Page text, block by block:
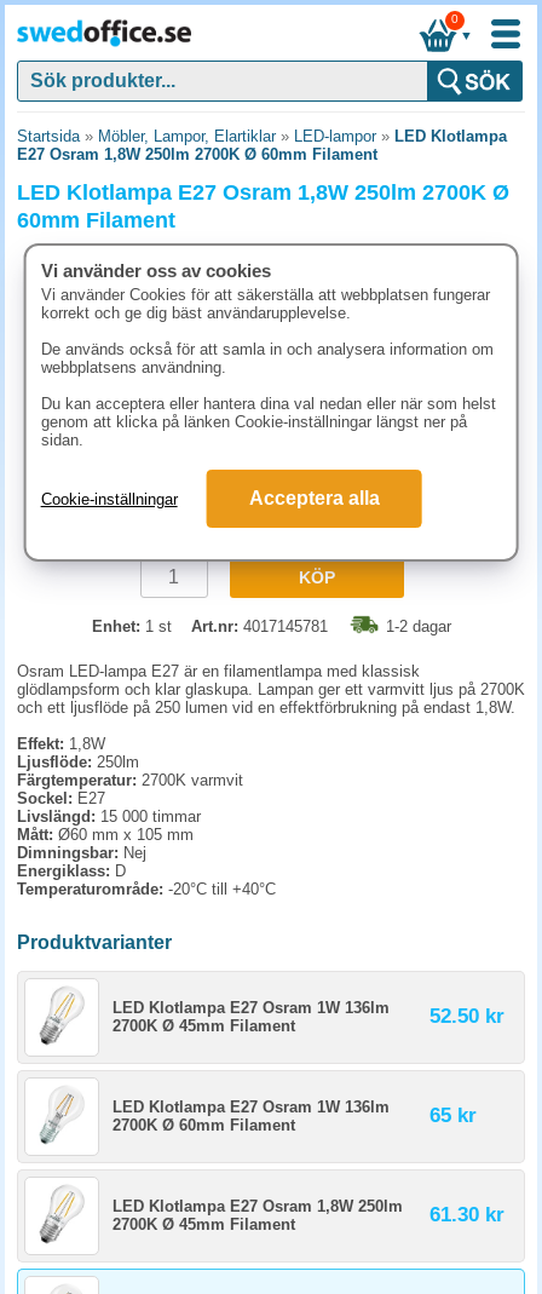
▼
0
Startsida» Möbler, Lampor, Elartiklar» LED-lampor» LED Klotlampa
E27 Osram 1,8W 250lm 2700K Ø 60mm Filament
LED Klotlampa E27 Osram 1,8W 250lm 2700K Ø
60mm Filament
65 kr (inkl. moms)
KÖP
Enhet: 1 st Art.nr: 4017145781 1-2 dagar
Osram LED-lampa E27 är en filamentlampa med klassisk
glödlampsform och klar glaskupa. Lampan ger ett varmvitt ljus på 2700K
och ett ljusflöde på 250 lumen vid en effektförbrukning på endast 1,8W.
Effekt: 1,8W
Ljusflöde: 250lm
Färgtemperatur: 2700K varmvit
Sockel: E27
Livslängd: 15 000 timmar
Mått: Ø60 mm x 105 mm
Dimningsbar: Nej
Energiklass: D
Temperaturområde: -20°C till +40°C
Produktvarianter
LED Klotlampa E27 Osram 1W 136lm
2700K Ø 45mm Filament
52.50 kr
LED Klotlampa E27 Osram 1W 136lm
2700K Ø 60mm Filament
65 kr
LED Klotlampa E27 Osram 1,8W 250lm
2700K Ø 45mm Filament
61.30 kr
Vi använder oss av cookies
Vi använder Cookies för att säkerställa att webbplatsen fungerar
korrekt och ge dig bäst användarupplevelse.
De används också för att samla in och analysera information om
webbplatsens användning.
Du kan acceptera eller hantera dina val nedan eller när som helst
genom att klicka på länken Cookie-inställningar längst ner på
sidan.
Cookie-inställningar Acceptera alla